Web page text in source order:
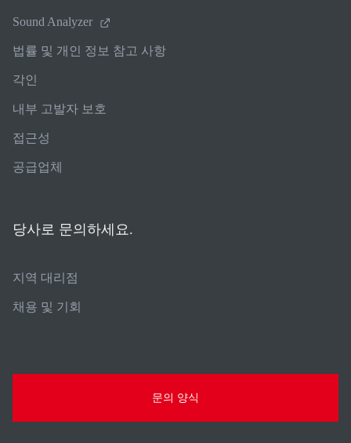
Sound Analyzer
법률 및 개인 정보 참고 사항
각인
내부 고발자 보호
접근성
공급업체
당사로 문의하세요.
지역 대리점
채용 및 기회
문의 양식